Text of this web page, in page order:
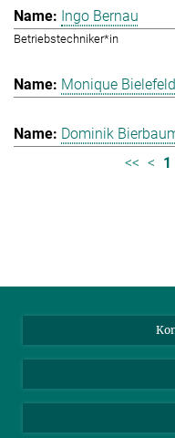
Ingo Bernau
Betriebstechniker*in
Monique Bielefeld
Dominik
<< < 1